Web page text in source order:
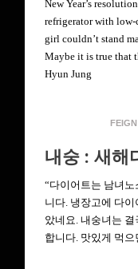
New Year’s
refrigerator with
girl couldn’t stand
Maybe it is true that
Hyun Jung
내숭 : 새
“다이어트는 남녀노
니다. 냉장고에 다
았네요. 내숭녀는
합니다. 맛있게 먹